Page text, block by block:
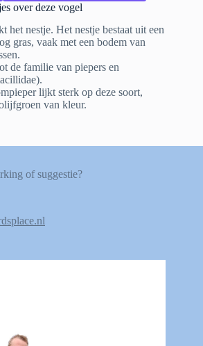
over deze vogel
het nestje. Het nestje bestaat uit een
gras, vaak met een bodem van
de familie van piepers en
lijkt sterk op deze soort,
van kleur.
of suggestie?